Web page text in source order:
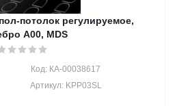
потолок регулируемое,
A00, MDS
Код: КА-00038617
Артикул: KPP03SL